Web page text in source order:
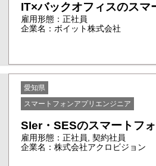
IT×バックオフィスのス
雇用形態：正社員
企業名：ボイット株式会社
愛知県
スマートフォンアプリエンジニア
SIer・SESのスマートフ
雇用形態：正社員, 契約社員
企業名：株式会社アクロビジョン